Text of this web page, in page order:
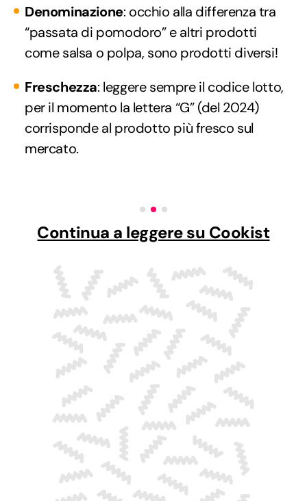
Denominazione: occhio alla differenza tra
“passata di pomodoro” e altri prodotti
come salsa o polpa, sono prodotti diversi!
Freschezza: leggere sempre il codice lotto,
per il momento la lettera “G” (del 2024)
corrisponde al prodotto più fresco sul
mercato.
Continua a leggere su Cookist